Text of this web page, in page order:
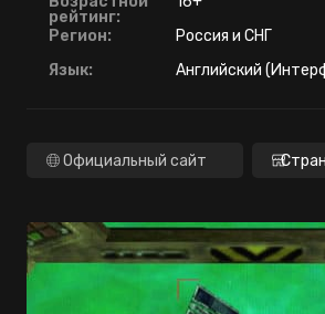
рейтинг:
Регион:
Россия и СНГ
Язык:
Английский
Официальный сайт